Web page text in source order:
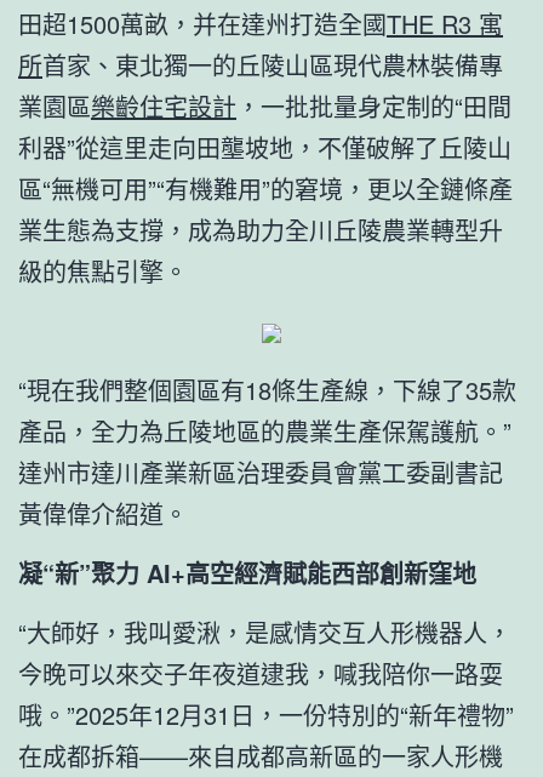
田超1500萬畝，并在達州打造全國THE R3 寓
所首家、東北獨一的丘陵山區現代農林裝備專
業園區樂齡住宅設計 ，一批批量身定制的“田間
利器”從這里走向田壟坡地，不僅破解了丘陵山
區“無機可用”“有機難用”的窘境，更以全鏈條產
業生態為支撐，成為助力全川丘陵農業轉型升
級的焦點引擎。
“現在我們整個園區有18條生產線，下線了35款
產品，全力為丘陵地區的農業生產保駕護航。”
達州市達川產業新區治理委員會黨工委副書記
黃偉偉介紹道。
凝“新”聚力 AI+高空經濟賦能西部創新窪地
“大師好，我叫愛湫，是感情交互人形機器人，
今晚可以來交子年夜道逮我，喊我陪你一路耍
哦。”2025年12月31日，一份特別的“新年禮物”
在成都拆箱——來自成都高新區的一家人形機